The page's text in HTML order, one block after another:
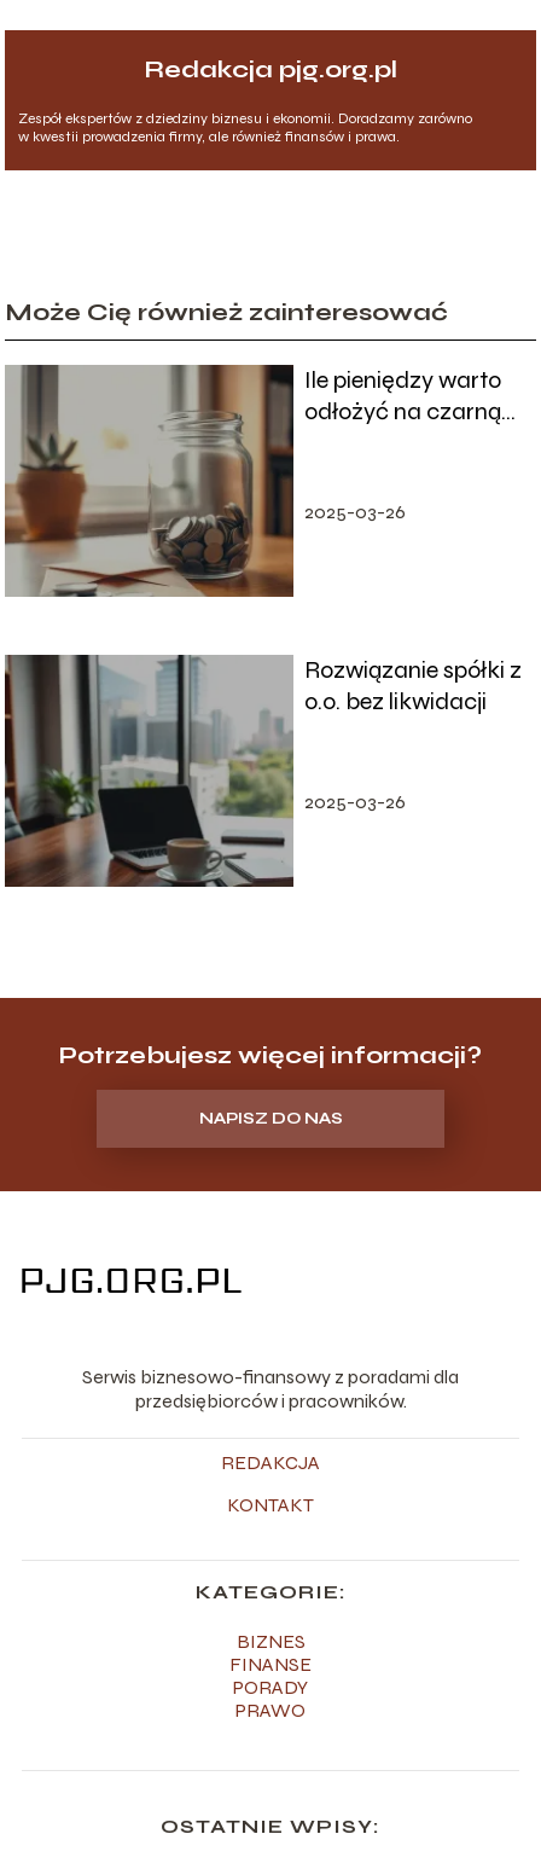
Redakcja pjg.org.pl
Zespół ekspertów z dziedziny biznesu i ekonomii. Doradzamy zarówno
w kwestii prowadzenia firmy, ale również finansów i prawa.
Może Cię również zainteresować
Ile pieniędzy warto
odłożyć na czarną
2025-03-26
Rozwiązanie spółki z
o.o. bez likwidacji
2025-03-26
Potrzebujesz więcej informacji?
NAPISZ DO NAS
Serwis biznesowo-finansowy z poradami dla
przedsiębiorców i pracowników.
REDAKCJA
KONTAKT
KATEGORIE:
BIZNES
FINANSE
PORADY
PRAWO
OSTATNIE WPISY: